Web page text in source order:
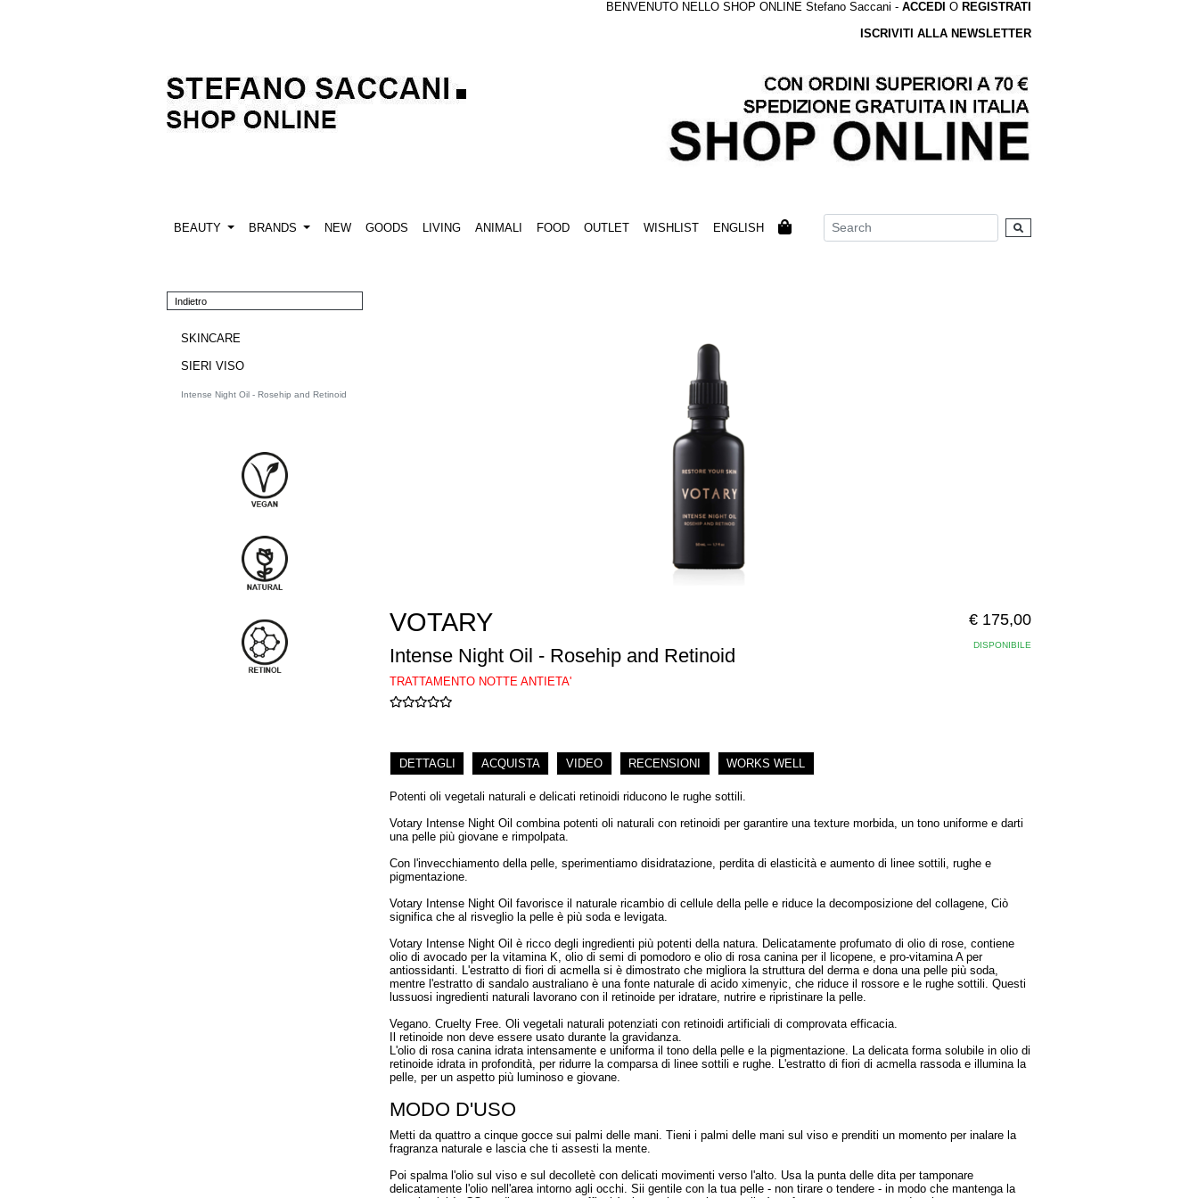
BENVENUTO NELLO SHOP ONLINE Stefano Saccani - ACCEDI O REGISTRATI
ISCRIVITI ALLA NEWSLETTER
BEAUTY BRANDS NEW GOODS LIVING ANIMALI FOOD OUTLET WISHLIST ENGLISH
Indietro
SKINCARE
SIERI VISO
Intense Night Oil - Rosehip and Retinoid
VOTARY
Intense Night Oil - Rosehip and Retinoid
TRATTAMENTO NOTTE ANTIETA'
€ 175,00
DISPONIBILE
DETTAGLI ACQUISTA VIDEO RECENSIONI WORKS WELL
Potenti oli vegetali naturali e delicati retinoidi riducono le rughe sottili.
Votary Intense Night Oil combina potenti oli naturali con retinoidi per garantire una texture morbida, un tono uniforme e darti
una pelle più giovane e rimpolpata.
Con l'invecchiamento della pelle, sperimentiamo disidratazione, perdita di elasticità e aumento di linee sottili, rughe e
pigmentazione.
Votary Intense Night Oil favorisce il naturale ricambio di cellule della pelle e riduce la decomposizione del collagene, Ciò
significa che al risveglio la pelle è più soda e levigata.
Votary Intense Night Oil è ricco degli ingredienti più potenti della natura. Delicatamente profumato di olio di rose, contiene
olio di avocado per la vitamina K, olio di semi di pomodoro e olio di rosa canina per il licopene, e pro-vitamina A per
antiossidanti. L'estratto di fiori di acmella si è dimostrato che migliora la struttura del derma e dona una pelle più soda,
mentre l'estratto di sandalo australiano è una fonte naturale di acido ximenyic, che riduce il rossore e le rughe sottili. Questi
lussuosi ingredienti naturali lavorano con il retinoide per idratare, nutrire e ripristinare la pelle.
Vegano. Cruelty Free. Oli vegetali naturali potenziati con retinoidi artificiali di comprovata efficacia.
Il retinoide non deve essere usato durante la gravidanza.
L'olio di rosa canina idrata intensamente e uniforma il tono della pelle e la pigmentazione. La delicata forma solubile in olio di
retinoide idrata in profondità, per ridurre la comparsa di linee sottili e rughe. L'estratto di fiori di acmella rassoda e illumina la
pelle, per un aspetto più luminoso e giovane.
MODO D'USO
Metti da quattro a cinque gocce sui palmi delle mani. Tieni i palmi delle mani sul viso e prenditi un momento per inalare la
fragranza naturale e lascia che ti assesti la mente.
Poi spalma l'olio sul viso e sul decolletè con delicati movimenti verso l'alto. Usa la punta delle dita per tamponare
delicatamente l'olio nell'area intorno agli occhi. Sii gentile con la tua pelle - non tirare o tendere - in modo che mantenga la